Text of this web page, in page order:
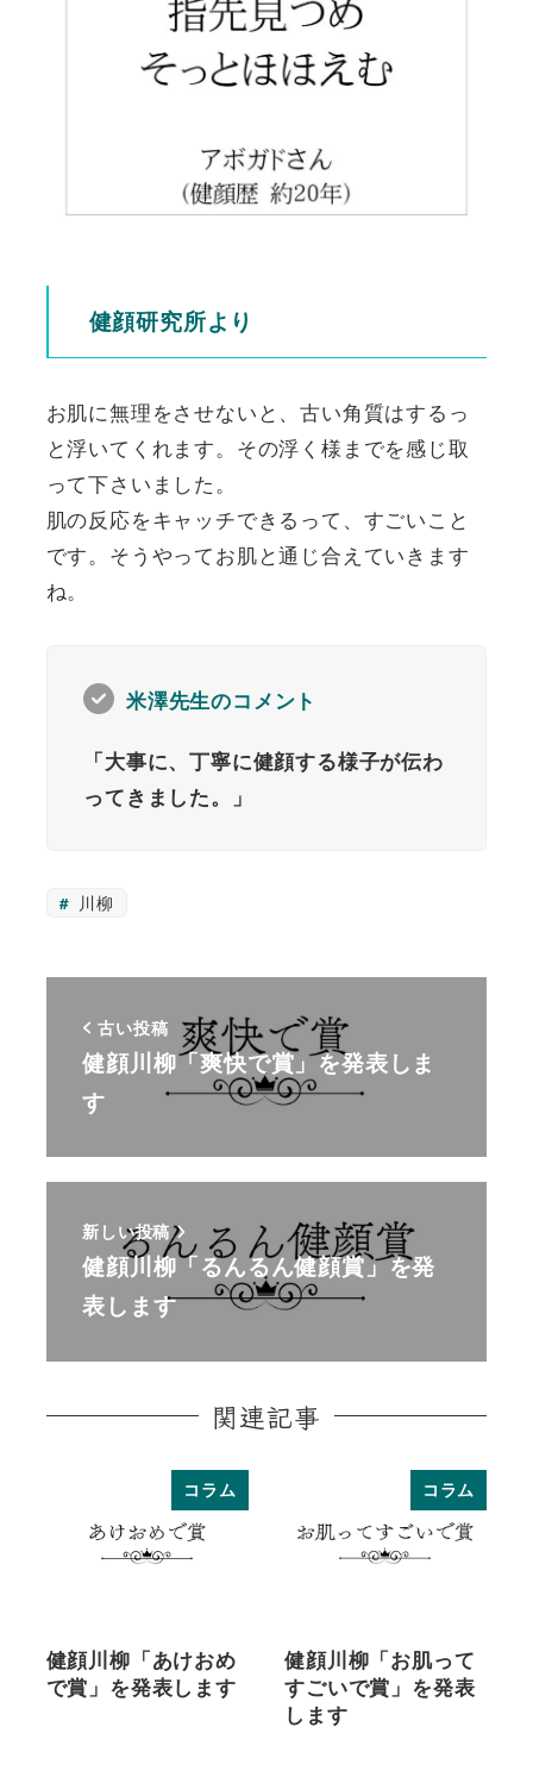
健顔研究所より
お肌に無理をさせないと、古い角質はするっ
と浮いてくれます。その浮く様までを感じ取
って下さいました。
肌の反応をキャッチできるって、すごいこと
です。そうやってお肌と通じ合えていきます
ね。
米澤先生のコメント
「大事に、丁寧に健顔する様子が伝わ
ってきました。」
川柳
古い投稿
健顔川柳「爽快で賞」を発表しま
す
新しい投稿
健顔川柳「るんるん健顔賞」を発
表します
関連記事
コラム
健顔川柳「あけおめ
で賞」を発表します
コラム
健顔川柳「お肌って
すごいで賞」を発表
します